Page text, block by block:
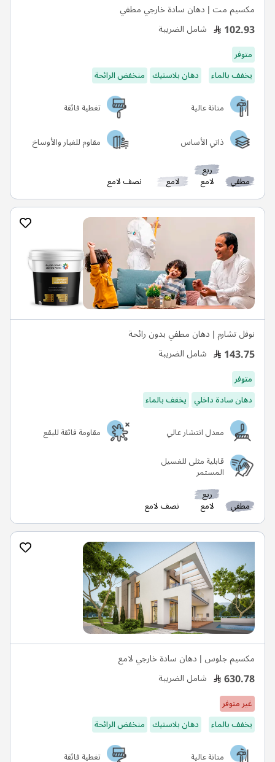
مكسيم مت | دهان سادة خارجي مطفي
102.93 شامل الضريبة
متوفر
يخفف بالماء
دهان بلاستيك منخفض الرائحة
متانة عالية
تغطية فائقة
ذاتي الأساس
مقاوم للغبار والأوساخ
مطفي
ربع
لامع لامع نصف لامع
نوفل تشارم | دهان مطفي بدون رائحة
143.75 شامل الضريبة
متوفر
دهان سادة داخلي يخفف بالماء
معدل انتشار عالي
مقاومة فائقة للبقع
قابلية مثلى للغسيل
المستمر
مطفي
ربع
لامع نصف لامع
مكسيم جلوس | دهان سادة خارجي لامع
630.78 شامل الضريبة
غير متوفر
يخفف بالماء
دهان بلاستيك منخفض الرائحة
متانة عالية
تغطية فائقة